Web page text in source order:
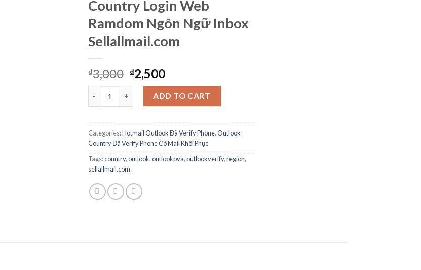
Country Login Web
Ramdom Ngôn Ngữ Inbox
Sellallmail.com
₫3,000 ₫2,500
Outlook verify Phone All Country Login Web Ramdom Ngôn Ngữ Inbox Sellallmail.com quantity
ADD TO CART
Categories:Hotmail Outlook Đã Verify Phone,Outlook
Country Đã Verify Phone Có Mail Khôi Phục
Tags:country,outlook,outlookpva,outlookverify,region,
sellallmail.com